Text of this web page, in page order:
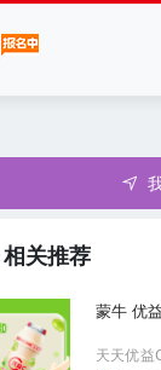
相关推荐
蒙牛 优
天天优益